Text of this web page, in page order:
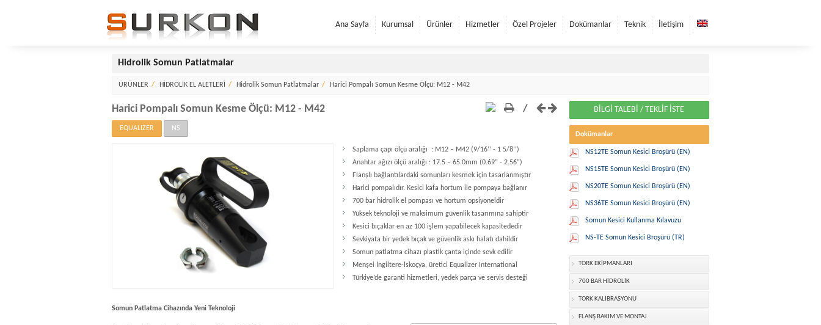
Ana Sayfa Kurumsal Ürünler Hizmetler Özel Projeler Dokümanlar Teknik İletişim
Hidrolik Somun Patlatmalar
ÜRÜNLER HİDROLİK EL ALETLERİ Hidrolik Somun Patlatmalar Harici Pompalı Somun Kesme Ölçü: M12 - M42
/
Harici Pompalı Somun Kesme Ölçü: M12 - M42
EQUALIZER NS
Saplama çapı ölçü aralığı : M12 – M42 (9/16’’ - 1 5/8’’)
Anahtar ağızı ölçü aralığı : 17.5 – 65.0mm (0.69” - 2.56”)
Flanşlı bağlantılardaki somunları kesmek için tasarlanmıştır
Harici pompalıdır. Kesici kafa hortum ile pompaya bağlanır
700 bar hidrolik el pompası ve hortum opsiyoneldir
Yüksek teknoloji ve maksimum güvenlik tasarımına sahiptir
Kesici bıçaklar en az 100 işlem yapabilecek kapasitededir
Sevkiyata bir yedek bıçak ve güvenlik askı halatı dahildir
Somun patlatma cihazı plastik çanta içinde sevk edilir
Menşei İngiltere-İskoçya, üretici Equalizer International
Türkiye’de garanti hizmetleri, yedek parça ve servis desteği
Somun Patlatma Cihazında Yeni Teknoloji
BİLGİ TALEBİ / TEKLİF İSTE
Dokümanlar
NS12TE Somun Kesici Broşürü (EN)
NS15TE Somun Kesici Broşürü (EN)
NS20TE Somun Kesici Broşürü (EN)
NS36TE Somun Kesici Broşürü (EN)
Somun Kesici Kullanma Kılavuzu
NS-TE Somun Kesici Broşürü (TR)
TORK EKİPMANLARI
700 BAR HİDROLİK
TORK KALİBRASYONU
FLANŞ BAKIM VE MONTAJ